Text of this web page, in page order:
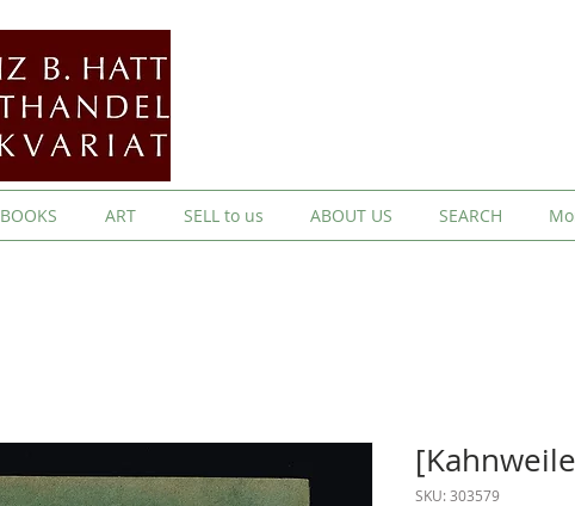
BOOKS ART SELL to us ABOUT US SEARCH
SKU: 303579